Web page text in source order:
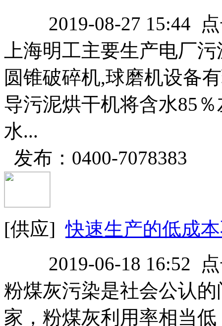
2019-08-27 15:44
上海明工主要生产电厂
圆锥破碎机,球磨机设备
导污泥烘干机将含水85
水...
发布：0400-7078383
[供应]快速生产的低成
2019-06-18 16:52
粉煤灰污染是社会公认
家，粉煤灰利用率相当